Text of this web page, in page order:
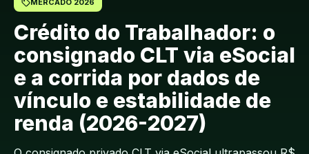
MERCADO 2026
Crédito do Trabalhador: o
consignado CLT via eSocial
e a corrida por dados de
vínculo e estabilidade de
renda (2026-2027)